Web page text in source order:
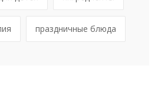
праздничные блюда